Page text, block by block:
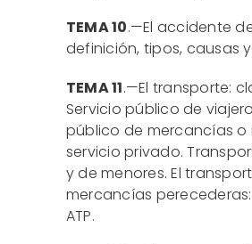
TEMA 10.—El accidente
definición, tipos, causas
TEMA 11.—El transporte:
Servicio público de
público de mercancías o
servicio privado.
y de menores. El
mercancías
ATP.